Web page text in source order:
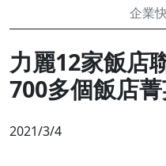
企業
力麗12家飯店
700多個飯店
2021/3/4